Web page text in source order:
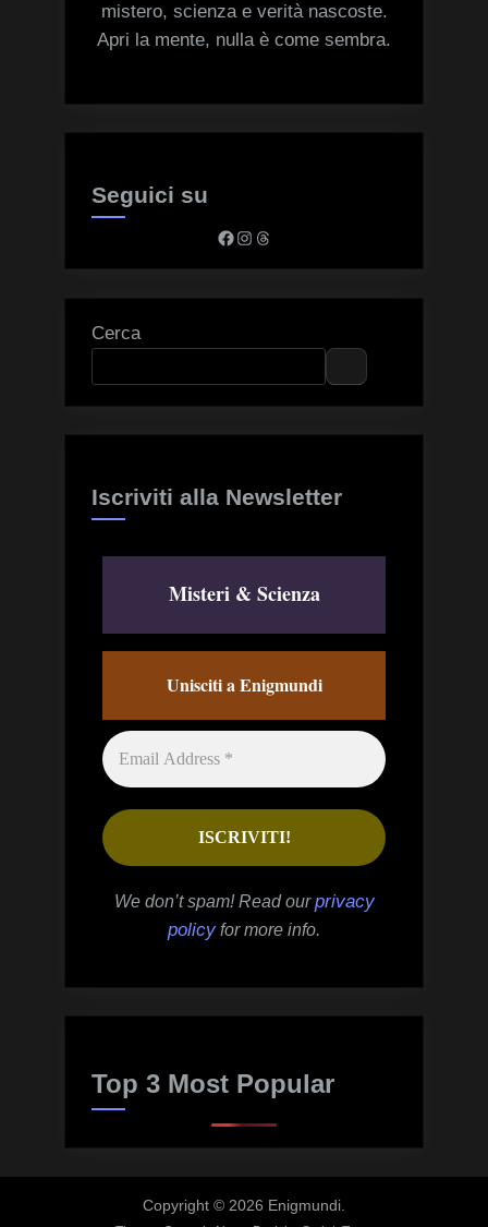
mistero, scienza e verità nascoste.
Apri la mente, nulla è come sembra.
Seguici su
Facebook
Instagram
Threads
Cerca
Iscriviti alla Newsletter
Misteri & Scienza
Unisciti a Enigmundi
We don’t spam! Read ourprivacy
policyfor more info.
Top 3 Most Popular
Copyright © 2026 Enigmundi.